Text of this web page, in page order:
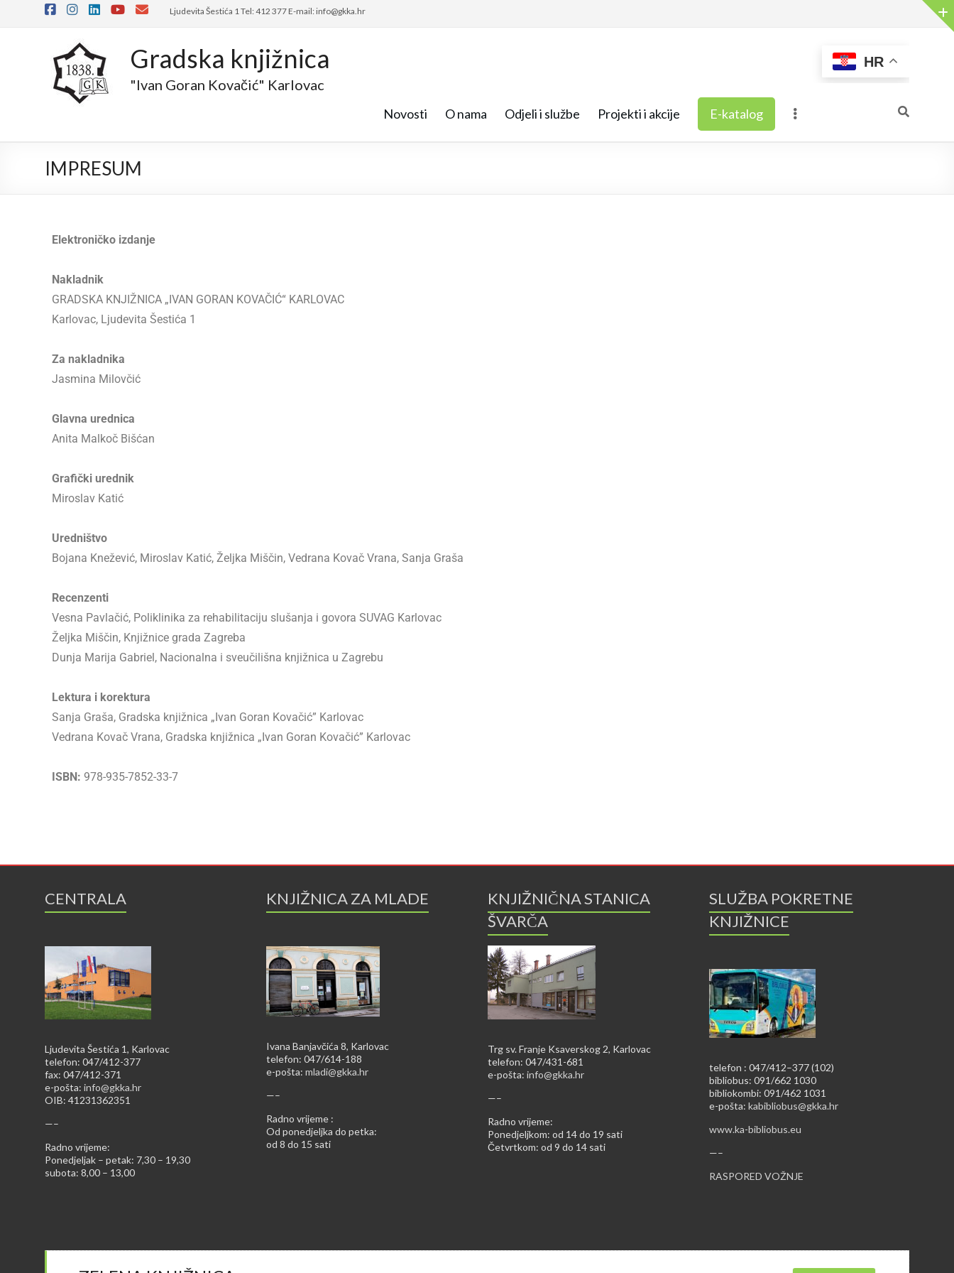
Ljudevita Šestića 1 Tel: 412 377 E-mail: info@gkka.hr
Gradska knjižnica
"Ivan Goran Kovačić" Karlovac
HR
Novosti O nama Odjeli i službe Projekti i akcije E-katalog
IMPRESUM
Elektroničko izdanje
Nakladnik
GRADSKA KNJIŽNICA „IVAN GORAN KOVAČIĆ“ KARLOVAC
Karlovac, Ljudevita Šestića 1
Za nakladnika
Jasmina Milovčić
Glavna urednica
Anita Malkoč Bišćan
Grafički urednik
Miroslav Katić
Uredništvo
Bojana Knežević, Miroslav Katić, Željka Miščin, Vedrana Kovač Vrana, Sanja Graša
Recenzenti
Vesna Pavlačić, Poliklinika za rehabilitaciju slušanja i govora SUVAG Karlovac
Željka Miščin, Knjižnice grada Zagreba
Dunja Marija Gabriel, Nacionalna i sveučilišna knjižnica u Zagrebu
Lektura i korektura
Sanja Graša, Gradska knjižnica „Ivan Goran Kovačić” Karlovac
Vedrana Kovač Vrana, Gradska knjižnica „Ivan Goran Kovačić” Karlovac
ISBN: 978-935-7852-33-7
CENTRALA
Ljudevita Šestića 1, Karlovac
telefon: 047/412-377
fax: 047/412-371
e-pošta: info@gkka.hr
OIB: 41231362351
—–
Radno vrijeme:
Ponedjeljak – petak: 7,30 – 19,30
subota: 8,00 – 13,00
KNJIŽNICA ZA MLADE
Ivana Banjavčića 8, Karlovac
telefon: 047/614-188
e-pošta: mladi@gkka.hr
—–
Radno vrijeme :
Od ponedjeljka do petka:
od 8 do 15 sati
KNJIŽNIČNA STANICA
ŠVARČA
Trg sv. Franje Ksaverskog 2, Karlovac
telefon: 047/431-681
e-pošta: info@gkka.hr
—–
Radno vrijeme:
Ponedjeljkom: od 14 do 19 sati
Četvrtkom: od 9 do 14 sati
SLUŽBA POKRETNE
KNJIŽNICE
telefon : 047/412–377 (102)
bibliobus: 091/662 1030
bibliokombi: 091/462 1031
e-pošta: kabibliobus@gkka.hr
www.ka-bibliobus.eu
—–
RASPORED VOŽNJE